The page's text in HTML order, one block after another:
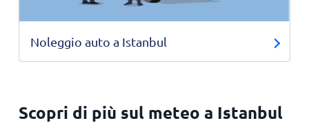
Noleggio auto a Istanbul
Scopri di più sul meteo a Istanbul